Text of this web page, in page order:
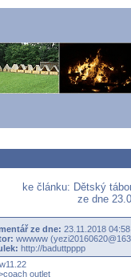
ke článku: Dětský
ze dne
ze dne: 23.11.2018
wwwww
http://baduttpppp
outlet